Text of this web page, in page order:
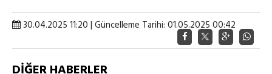
30.04.2025 11:20 | Güncelleme Tarihi: 01.05.2025 00:42
DİĞER HABERLER